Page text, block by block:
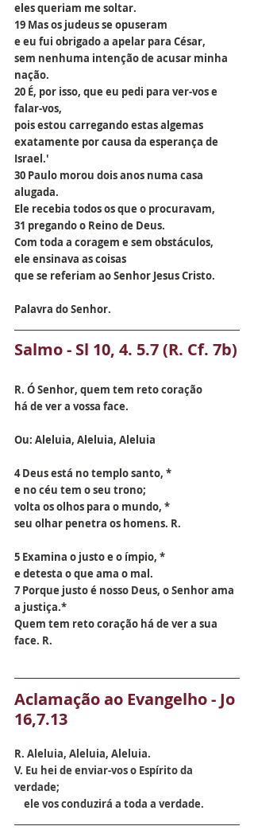
eles queriam me soltar.
19 Mas os judeus se opuseram
e eu fui obrigado a apelar para César,
sem nenhuma intenção de acusar minha
nação.
20 É, por isso, que eu pedi para ver-vos e
falar-vos,
pois estou carregando estas algemas
exatamente por causa da esperança de
Israel.'
30 Paulo morou dois anos numa casa
alugada.
Ele recebia todos os que o procuravam,
31 pregando o Reino de Deus.
Com toda a coragem e sem obstáculos,
ele ensinava as coisas
que se referiam ao Senhor Jesus Cristo.
Palavra do Senhor.
Salmo - Sl 10, 4. 5.7 (R. Cf. 7b)
R. Ó Senhor, quem tem reto coração
há de ver a vossa face.
Ou: Aleluia, Aleluia, Aleluia
4 Deus está no templo santo, *
e no céu tem o seu trono;
volta os olhos para o mundo, *
seu olhar penetra os homens. R.
5 Examina o justo e o ímpio, *
e detesta o que ama o mal.
7 Porque justo é nosso Deus, o Senhor ama
a justiça.*
Quem tem reto coração há de ver a sua
face. R.
Aclamação ao Evangelho - Jo
16,7.13
R. Aleluia, Aleluia, Aleluia.
V. Eu hei de enviar-vos o Espírito da
verdade;
    ele vos conduzirá a toda a verdade.